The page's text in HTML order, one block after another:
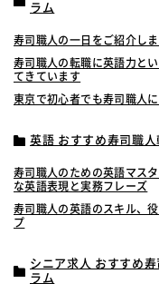
ラム
寿司職人の一日をご紹介し
寿司職人の転職に英語力と
てきています
東京で初心者でも寿司職人
英語 おすすめ寿司職
寿司職人のための英語マス
な英語表現と実務フレーズ
寿司職人の英語のスキル、
プ
シニア求人 おすすめ
ラム